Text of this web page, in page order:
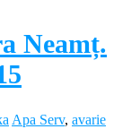
Neamț.
Apa Serv, avarie